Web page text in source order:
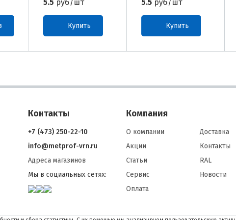
5.5 руб/шт
Купить
5.5 руб/шт
Купить
Контакты
+7 (473) 250-22-10
info@metprof-vrn.ru
Адреса магазинов
Мы в социальных сетях:
Компания
О компании
Акции
Статьи
Сервис
Оплата
Доставка
Контакты
RAL
Новости